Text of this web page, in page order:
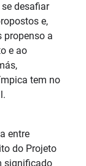
desafiar
e,
propenso a
e ao
tem no
entre
do Projeto
significado